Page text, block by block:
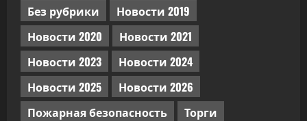
Без рубрики
Новости 2019
Новости 2020
Новости 2021
Новости 2023
Новости 2024
Новости 2025
Новости 2026
Пожарная безопасность
Торги